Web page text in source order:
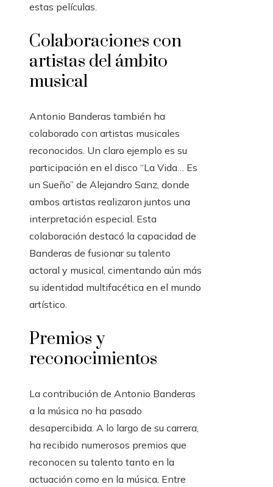
estas películas.
Colaboraciones con
artistas del ámbito
musical
Antonio Banderas también ha
colaborado con artistas musicales
reconocidos. Un claro ejemplo es su
participación en el disco “La Vida… Es
un Sueño” de Alejandro Sanz, donde
ambos artistas realizaron juntos una
interpretación especial. Esta
colaboración destacó la capacidad de
Banderas de fusionar su talento
actoral y musical, cimentando aún más
su identidad multifacética en el mundo
artístico.
Premios y
reconocimientos
La contribución de Antonio Banderas
a la música no ha pasado
desapercibida. A lo largo de su carrera,
ha recibido numerosos premios que
reconocen su talento tanto en la
actuación como en la música. Entre